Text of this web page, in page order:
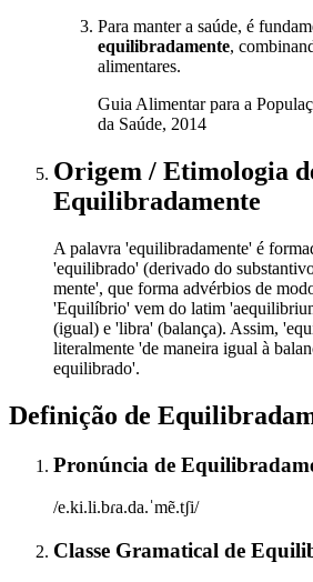
Para manter a saúde, é
equilibradamente,
alimentares.
Guia Alimentar para a
da Saúde, 2014
Origem / Etimologia
Equilibradamente
A palavra 'equilibradamente' é
'equilibrado' (derivado do
mente', que forma advérbios de
'Equilíbrio' vem do latim
(igual) e 'libra' (balança). Assim,
literalmente 'de maneira igual à
equilibrado'.
Definição de
Pronúncia de
/e.ki.li.bɾa.da.ˈmẽ.tʃi/
Classe Gramatical de